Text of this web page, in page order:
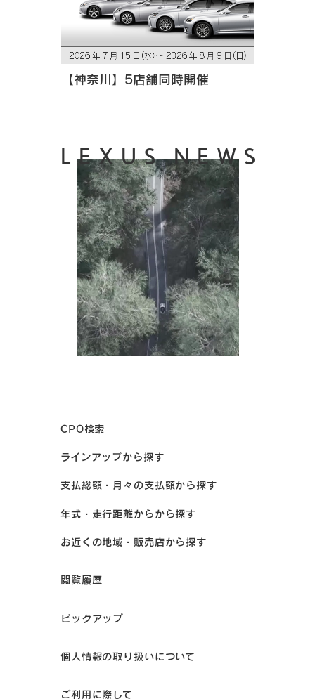
【神奈川】5店舗同時開催
LEXUS NEWS
CPO検索
ラインアップから探す
支払総額・月々の支払額から探す
年式・走行距離からから探す
お近くの地域・販売店から探す
閲覧履歴
ピックアップ
個人情報の取り扱いについて
ご利用に際して